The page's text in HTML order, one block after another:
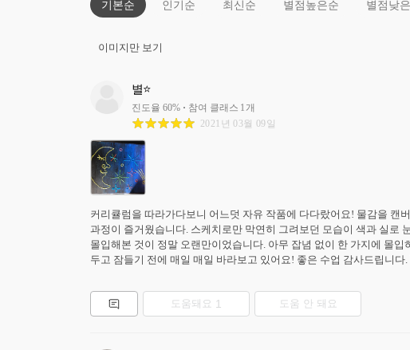
기본순 인기순 최신순 별점높은순 별점낮
이미지만 보기
별⭐
진도율 60% 참여 클래스 1개
2021년 03월 09일
커리큘럼을 따라가다보니 어느덧 자유 작품에 다다랐어요! 물감을 캔
과정이 즐거웠습니다. 스케치로만 막연히 그려보던 모습이 색과 실로
몰입해본 것이 정말 오랜만이었습니다. 아무 잡념 없이 한 가지에 몰
두고 잠들기 전에 매일 매일 바라보고 있어요! 좋은 수업 감사드립니다.
도움돼요 1 도움 안 돼요